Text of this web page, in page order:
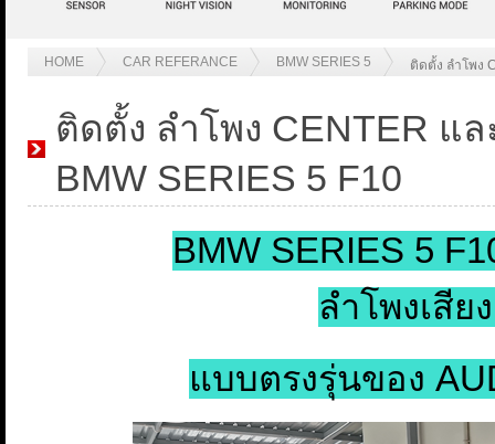
HOME CAR REFERANCE BMW SERIES 5 ติดตั้ง ลำโพง
ติดตั้ง ลำโพง CENTER แ
BMW SERIES 5 F10
BMW SERIES 5
ลำโพงเสี
แบบตรงรุ่นของ